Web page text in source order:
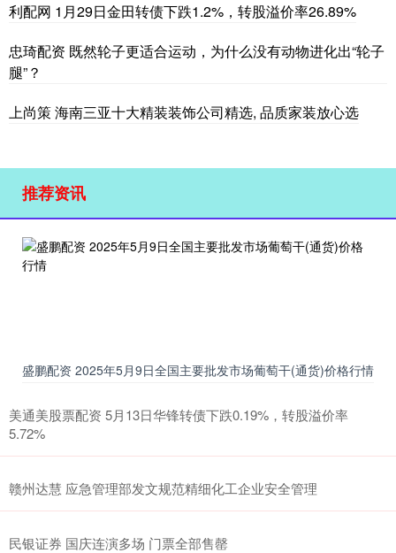
利配网 1月29日金田转债下跌1.2%，转股溢价率26.89%
忠琦配资 既然轮子更适合运动，为什么没有动物进化出“轮子
腿”？
上尚策 海南三亚十大精装装饰公司精选, 品质家装放心选
推荐资讯
盛鹏配资 2025年5月9日全国主要批发市场葡萄干(通货)价格行情
美通美股票配资 5月13日华锋转债下跌0.19%，转股溢价率
5.72%
赣州达慧 应急管理部发文规范精细化工企业安全管理
民银证券 国庆连演多场 门票全部售罄